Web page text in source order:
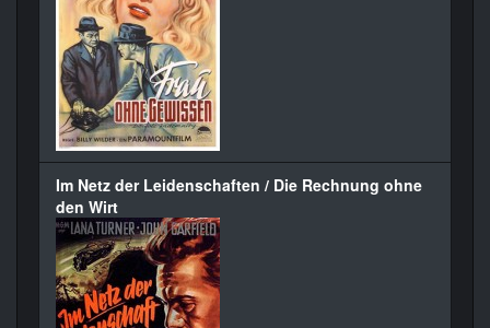
Im Netz der Leidenschaften / Die Rechnung ohne
den Wirt